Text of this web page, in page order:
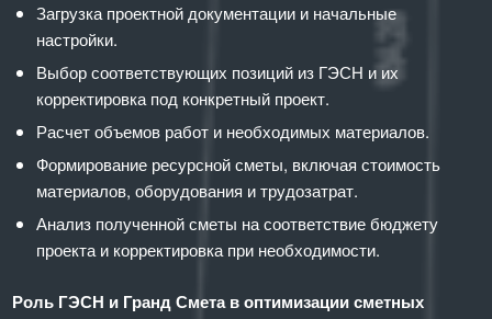
Загрузка проектной документации и начальные
настройки.
Выбор соответствующих позиций из ГЭСН и их
корректировка под конкретный проект.
Расчет объемов работ и необходимых материалов.
Формирование ресурсной сметы, включая стоимость
материалов, оборудования и трудозатрат.
Анализ полученной сметы на соответствие бюджету
проекта и корректировка при необходимости.
Роль ГЭСН и Гранд Смета в оптимизации сметных